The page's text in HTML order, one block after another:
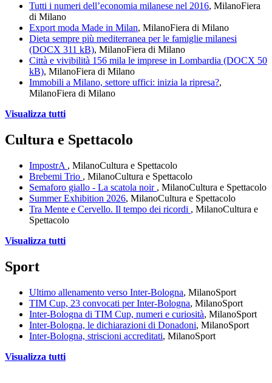
Tutti i numeri dell’economia milanese nel 2016, MilanoFiera
di Milano
Export moda Made in Milan, MilanoFiera di Milano
Dieta sempre più mediterranea per le famiglie milanesi
(DOCX 311 kB), MilanoFiera di Milano
Città e vivibilità 156 mila le imprese in Lombardia (DOCX 50
kB), MilanoFiera di Milano
Immobili a Milano, settore uffici: inizia la ripresa?,
MilanoFiera di Milano
Visualizza tutti
Cultura e Spettacolo
ImpostrA , MilanoCultura e Spettacolo
Brebemi Trio , MilanoCultura e Spettacolo
Semaforo giallo - La scatola noir , MilanoCultura e Spettacolo
Summer Exhibition 2026, MilanoCultura e Spettacolo
Tra Mente e Cervello. Il tempo dei ricordi , MilanoCultura e
Spettacolo
Visualizza tutti
Sport
Ultimo allenamento verso Inter-Bologna, MilanoSport
TIM Cup, 23 convocati per Inter-Bologna, MilanoSport
Inter-Bologna di TIM Cup, numeri e curiosità, MilanoSport
Inter-Bologna, le dichiarazioni di Donadoni, MilanoSport
Inter-Bologna, striscioni accreditati, MilanoSport
Visualizza tutti